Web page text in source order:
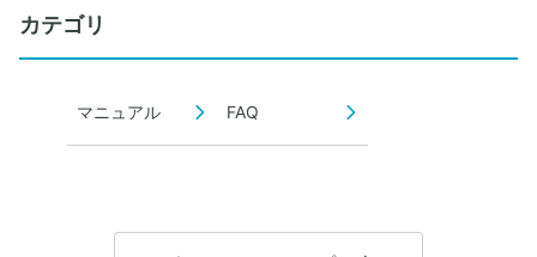
カテゴリ
マニュアル FAQ